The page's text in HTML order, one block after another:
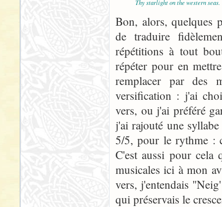
Thy starlight on the western seas.
Bon, alors, quelques
de traduire
répétitions à tout
répéter pour en
remplacer par des
versification : j'ai
vers, ou j'ai préféré
j'ai rajouté une
5/5, pour le rythme :
C'est aussi pour
musicales ici à mon
vers, j'entendais
qui préservais le